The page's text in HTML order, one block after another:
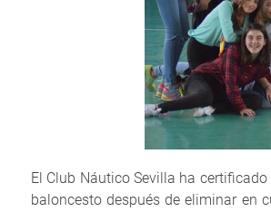
El Club Náutico Sevilla ha
baloncesto después de eliminar en